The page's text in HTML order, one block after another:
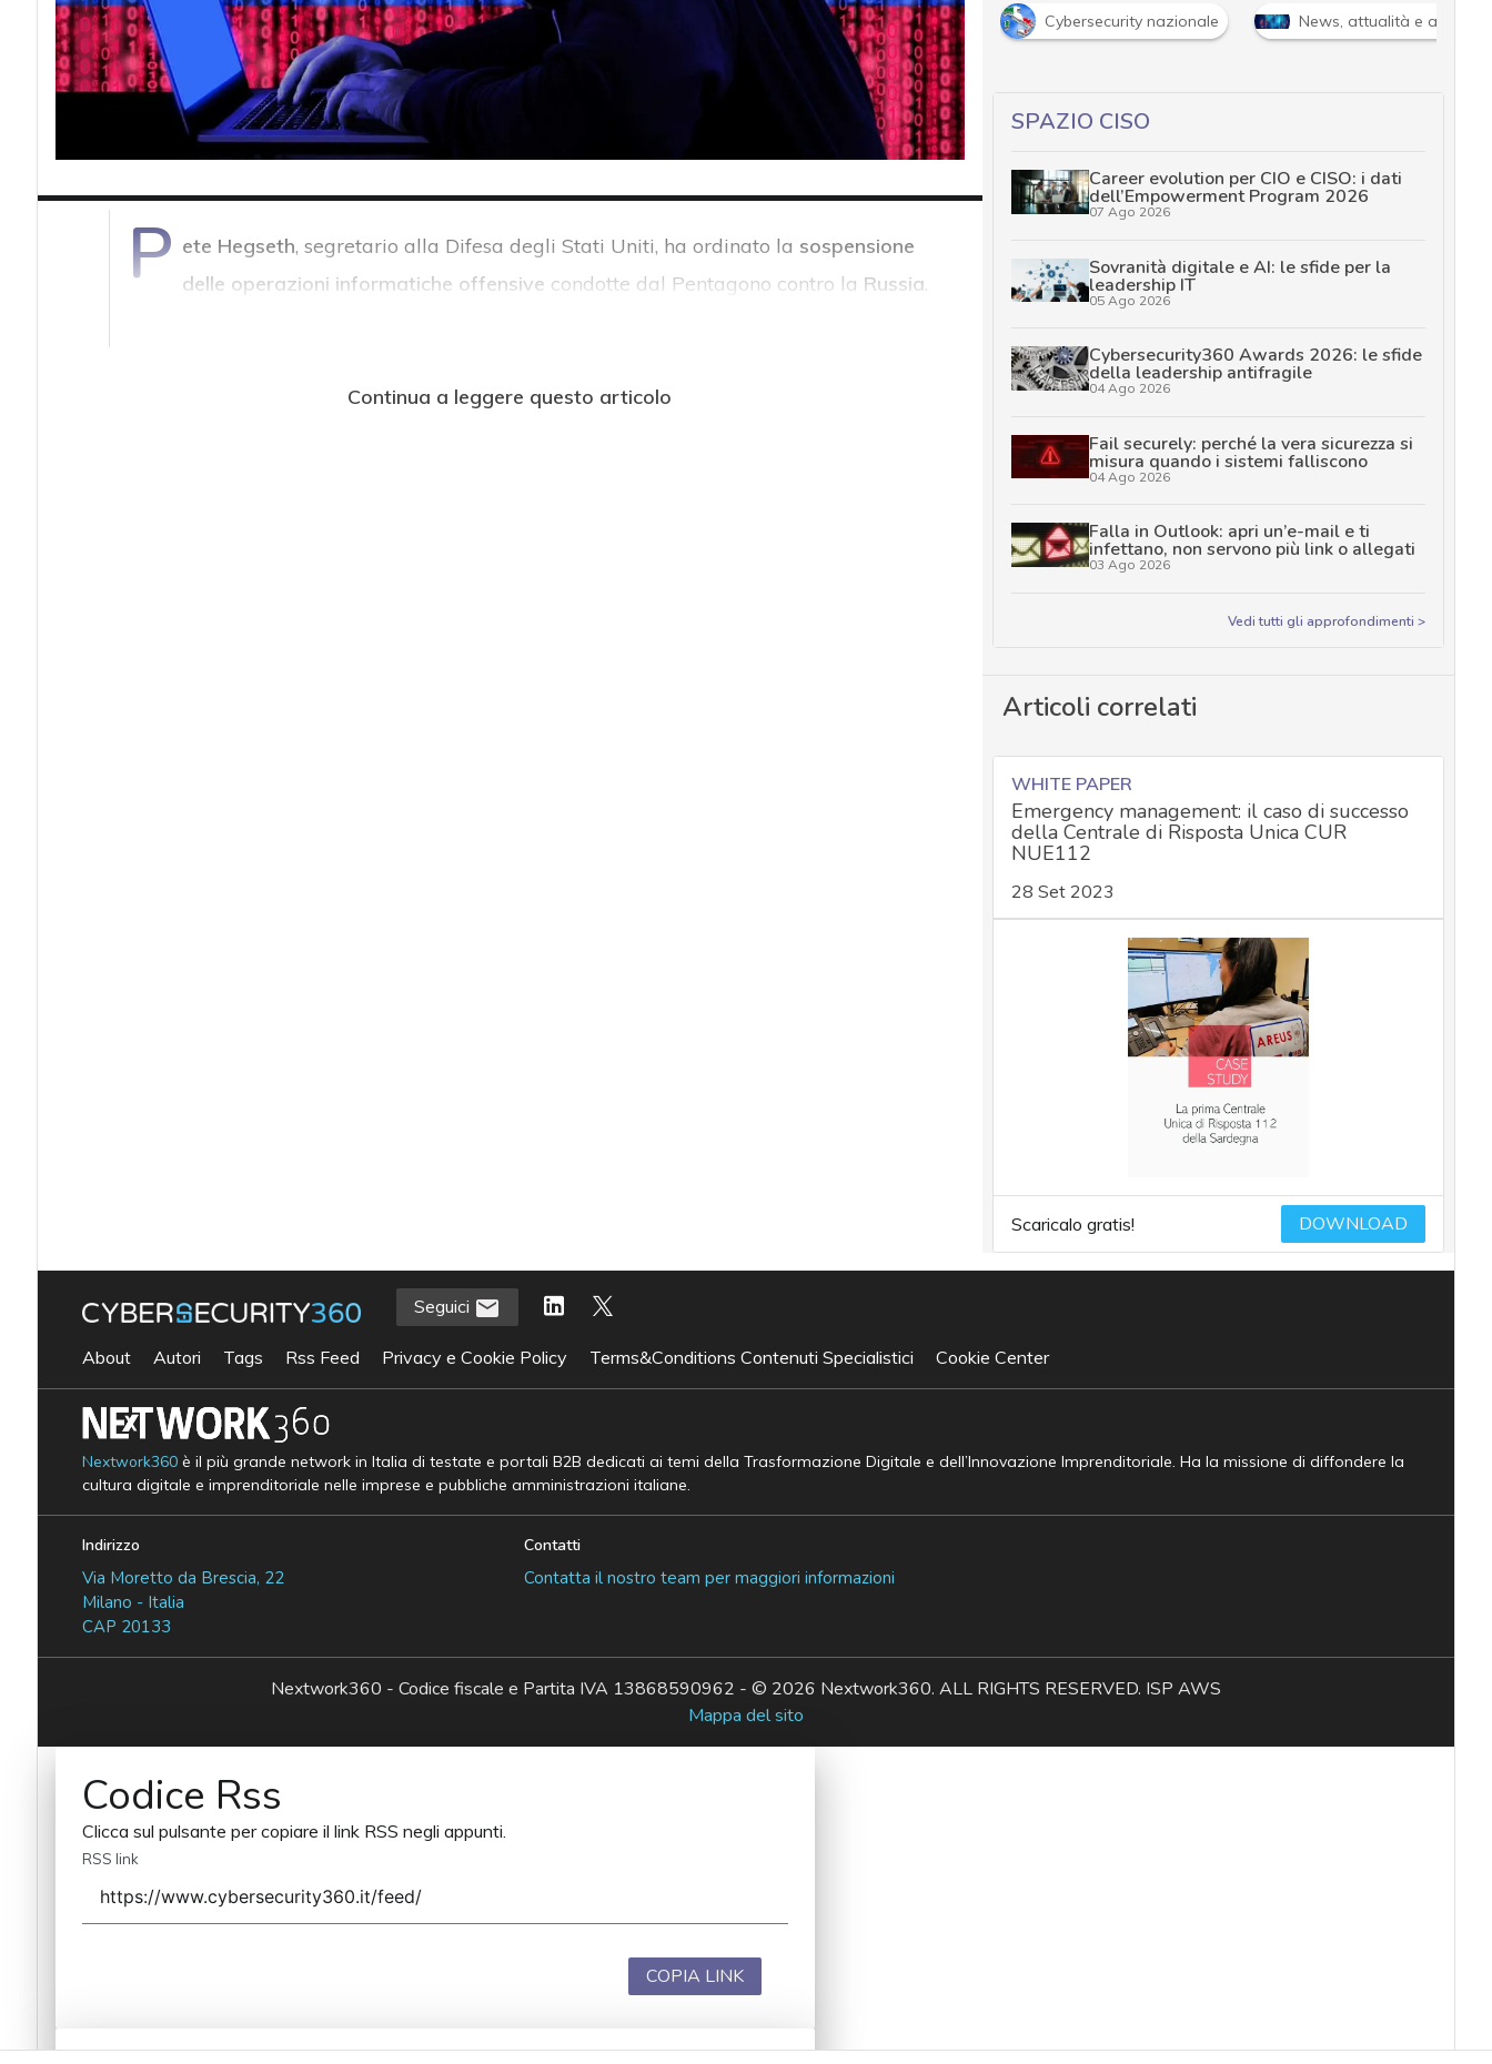
P ete Hegseth, segretario alla Difesa degli Stati Uniti, ha ordinato la sospensione
delle operazioni informatiche offensive condotte dal Pentagono contro la Russia.
Continua a leggere questo articolo
Attacchi hacker e Malware: le ultime news in tempo reale e gli approfondimenti Cybersecurity nazionale News, attualità e analisi
SPAZIO CISO
Career evolution per CIO e CISO: i dati
dell’Empowerment Program 2026
07 Ago 2026
Sovranità digitale e AI: le sfide per la
leadership IT
05 Ago 2026
Cybersecurity360 Awards 2026: le sfide
della leadership antifragile
04 Ago 2026
Fail securely: perché la vera sicurezza si
misura quando i sistemi falliscono
04 Ago 2026
Falla in Outlook: apri un’e-mail e ti
infettano, non servono più link o allegati
03 Ago 2026
Vedi tutti gli approfondimenti >
Articoli correlati
WHITE PAPER
Emergency management: il caso di successo
della Centrale di Risposta Unica CUR
NUE112
28 Set 2023
Scaricalo gratis! DOWNLOAD
Seguici
About Autori Tags Rss Feed Privacy e Cookie Policy Terms&Conditions Contenuti Specialistici Cookie Center
Nextwork360è il più grande network in Italia di testate e portali B2B dedicati ai temi della Trasformazione Digitale e dell’Innovazione Imprenditoriale. Ha la missione di diffondere la
cultura digitale e imprenditoriale nelle imprese e pubbliche amministrazioni italiane.
Indirizzo
Via Moretto da Brescia, 22
Milano - Italia
CAP 20133
Contatti
Contatta il nostro team per maggiori informazioni
Nextwork360 - Codice fiscale e Partita IVA 13868590962 - © 2026 Nextwork360. ALL RIGHTS RESERVED. ISP AWS
Mappa del sito
Codice Rss
Clicca sul pulsante per copiare il link RSS negli appunti.
RSS link
COPIA LINK